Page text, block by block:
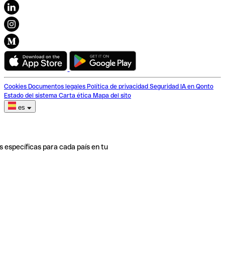
Cookies Documentos legales Política de privacidad Seguridad IA en Qonto
Estado del sistema Carta ética Mapa del sito
es
específicas para cada país en tu